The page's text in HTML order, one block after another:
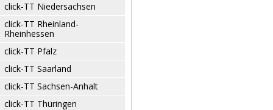
click-TT Niedersachsen
click-TT Rheinland-
Rheinhessen
click-TT Pfalz
click-TT Saarland
click-TT Sachsen-Anhalt
click-TT Thüringen